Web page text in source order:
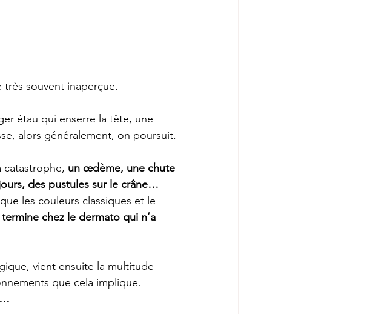
très souvent inaperçue.
étau qui enserre la tête, une
alors généralement, on poursuit.
catastrophe, un œdème, une chute
des pustules sur le crâne…
les couleurs classiques et le
chez le dermato qui n’a
vient ensuite la multitude
que cela implique.